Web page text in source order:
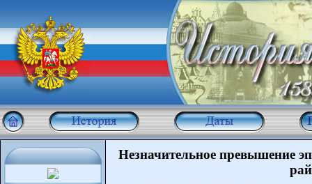
Незначительное превышение